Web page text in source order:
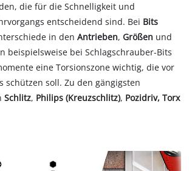
die für die Schnelligkeit und
entscheidend sind. Bei Bits
in denAntrieben,Größen und
beispielsweise bei Schlagschrauber-Bits
eine Torsionszone wichtig, die vor
schützen soll. Zu den gängigsten
Schlitz, Philips (Kreuzschlitz), Pozidriv, Torx